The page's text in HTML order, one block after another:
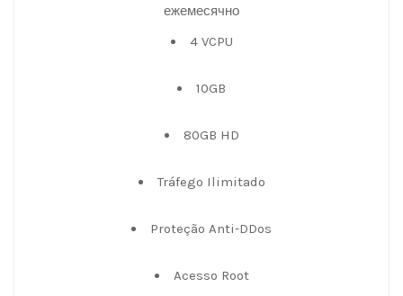
ежемесячно
4 VCPU
10GB
80GB HD
Tráfego Ilimitado
Proteção Anti-DDos
Acesso Root